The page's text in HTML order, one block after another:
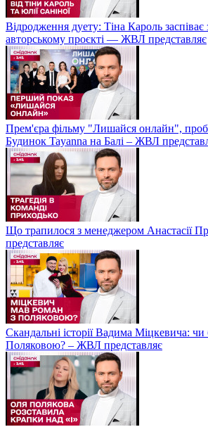
Відродження дуету: Тіна Кароль
авторському проєкті — ЖВЛ представляє
Прем'єра фільму "Лишайся онлайн",
Будинок Tayanna на Балі – ЖВЛ
Що трапилося з менеджером Анастасії
представляє
Скандальні історії Вадима Міцкевича:
Поляковою? – ЖВЛ представляє